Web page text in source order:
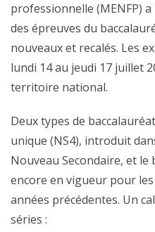
professionnelle (MENFP)
des épreuves du
nouveaux et recalés. Les
lundi 14 au jeudi 17 juillet
territoire national.
Deux types de
unique (NS4), introduit
Nouveau Secondaire, et
encore en vigueur pour
années précédentes. Un
séries :